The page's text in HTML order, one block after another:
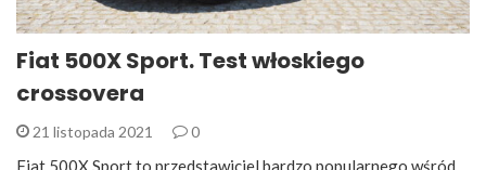
Fiat 500X Sport. Test włoskiego
crossovera
21 listopada 2021 0
Fiat 500X Sport to przedstawiciel bardzo popularnego wśród